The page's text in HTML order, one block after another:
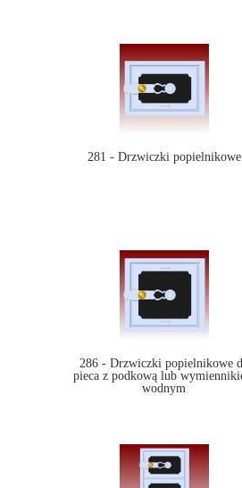
281 - Drzwiczki popielnikowe
286 - Drzwiczki popielnikowe
pieca z podkową lub
wodnym